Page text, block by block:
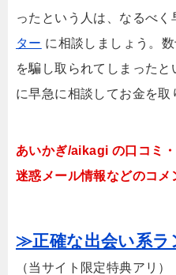
ったという人は、なるべ
ター に相談しましょう。
を騙し取られてしまったと
に早急に相談してお金を取
あいかぎ/aikagi の口コミ
迷惑メール情報などのコメ
≫正確な出会い系ラ
（当サイト限定特典アリ）